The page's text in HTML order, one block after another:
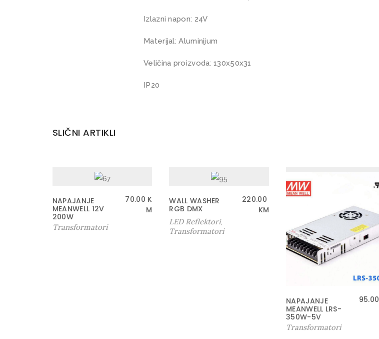
Izlazni napon: 24V
Materijal: Aluminijum
Veličina proizvoda: 130x50x31
IP20
SLIČNI ARTIKLI
NAPAJANJE
MEANWELL 12V
200W
70.00 K
M
Transformatori
WALL WASHER
RGB DMX
220.00
KM
LED Reflektori,
Transformatori
NAPAJANJE
MEANWELL LRS-
350W-5V
95.00
Transformatori